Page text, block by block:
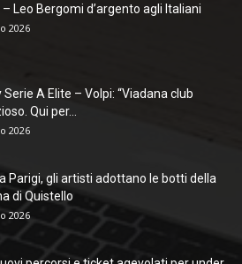
– Leo Bergomi d’argento agli Italiani
2026
Serie A Elite – Volpi: “Viadana club
Qui per...
2026
Parigi, gli artisti adottano le botti della
di Quistello
2026